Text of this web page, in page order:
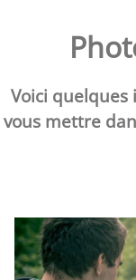
Voici
vous mettre